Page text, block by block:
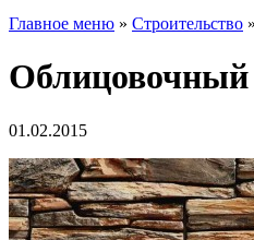
Главное меню » Строительство »
Облицовочный
01.02.2015